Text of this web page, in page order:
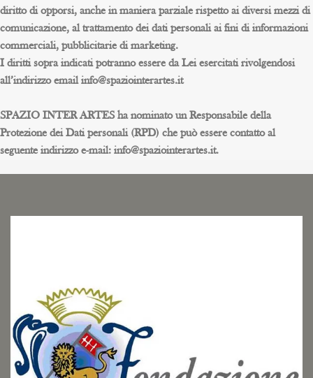
diritto di opporsi, anche in maniera parziale rispetto ai diversi mezzi di
comunicazione, al trattamento dei dati personali ai fini di informazioni
commerciali, pubblicitarie di marketing.
I diritti sopra indicati potranno essere da Lei esercitati rivolgendosi
all’indirizzo email info@spaziointerartes.it
SPAZIO INTER ARTES ha nominato un Responsabile della
Protezione dei Dati personali (RPD) che può essere contatto al
seguente indirizzo e-mail: info@spaziointerartes.it.